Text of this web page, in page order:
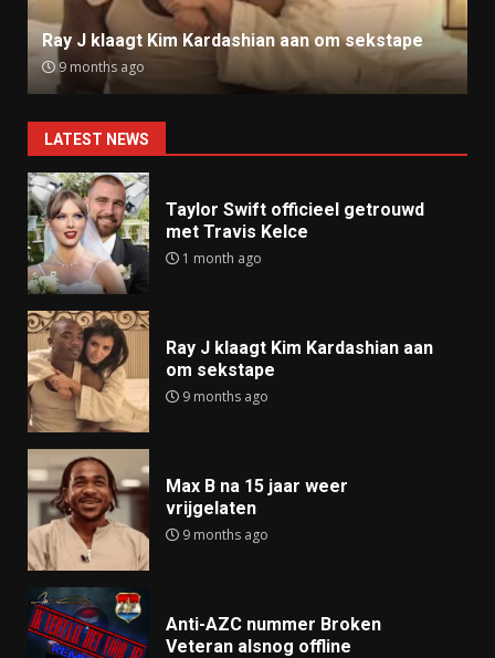
Ray J klaagt Kim Kardashian aan om sekstape
9 months ago
LATEST NEWS
Taylor Swift officieel getrouwd
met Travis Kelce
1 month ago
Ray J klaagt Kim Kardashian aan
om sekstape
9 months ago
Max B na 15 jaar weer
vrijgelaten
9 months ago
Anti-AZC nummer Broken
Veteran alsnog offline